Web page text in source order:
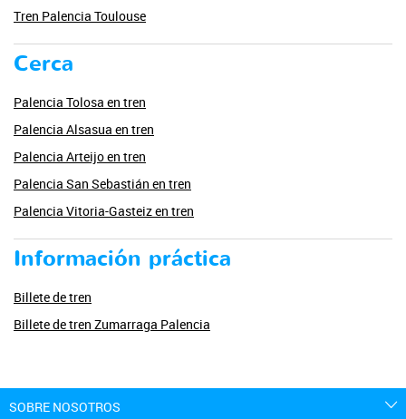
Tren Palencia Toulouse
Cerca
Palencia Tolosa en tren
Palencia Alsasua en tren
Palencia Arteijo en tren
Palencia San Sebastián en tren
Palencia Vitoria-Gasteiz en tren
Información práctica
Billete de tren
Billete de tren Zumarraga Palencia
SOBRE NOSOTROS